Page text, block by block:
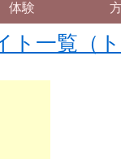
体験
ト一覧（